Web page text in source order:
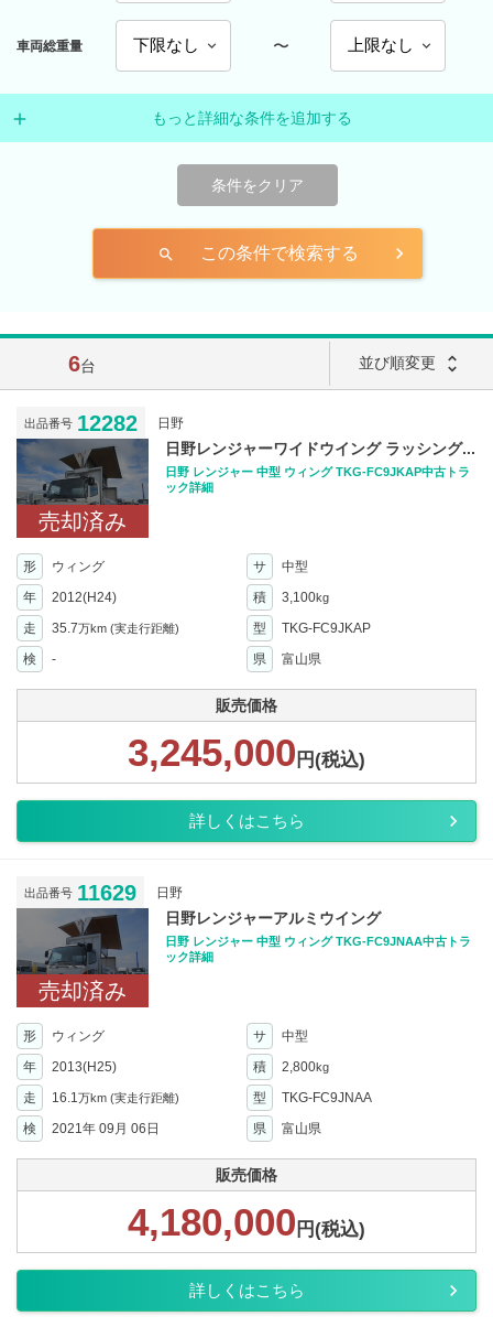
車両総重量 〜
もっと詳細な条件を追加する
条件をクリア
search この条件で検索する
6台 並び順変更 unfold_more
出品番号 12282 日野
売却済み
日野レンジャーワイドウイング ラッシング...
日野 レンジャー 中型 ウィング TKG-FC9JKAP中古トラ
ック詳細
形 ウィング サ
中型
年
2012(H24) 積 3,100kg
走 35.7万km (実走行距離) 型
TKG-FC9JKAP
検
- 県 富山県
販売価格
3,245,000 円(税込)
詳しくはこちら
出品番号 11629 日野
売却済み
日野レンジャーアルミウイング
日野 レンジャー 中型 ウィング TKG-FC9JNAA中古トラ
ック詳細
形 ウィング サ
中型
年
2013(H25) 積 2,800kg
走 16.1万km (実走行距離) 型
TKG-FC9JNAA
検
2021年 09月 06日 県 富山県
販売価格
4,180,000 円(税込)
詳しくはこちら